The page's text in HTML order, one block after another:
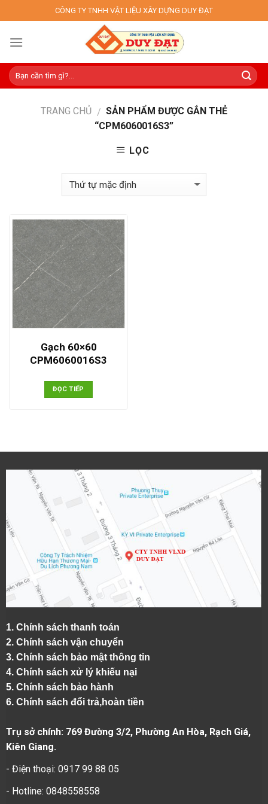
to
content
CÔNG TY TNHH VẬT LIỆU XÂY DỰNG DUY ĐẠT
TRANG CHỦ / SẢN PHẨM ĐƯỢC GẮN THẺ
“CPM6060016S3”
LỌC
Gạch 60×60
CPM6060016S3
ĐỌC TIẾP
1. Chính sách thanh toán
2. Chính sách vận chuyển
3. Chính sách bảo mật thông tin
4. Chính sách xử lý khiếu nại
5. Chính sách bảo hành
6. Chính sách đổi trả,hoàn tiền
Trụ sở chính: 769 Đường 3/2, Phường An Hòa, Rạch Giá,
Kiên Giang.
- Điện thoại: 0917 99 88 05
- Hotline: 0848558558